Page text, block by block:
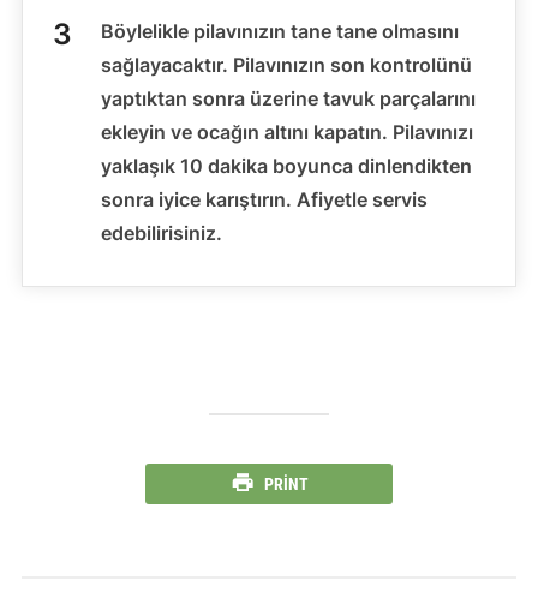
Böylelikle pilavınızın tane tane olmasını
sağlayacaktır. Pilavınızın son kontrolünü
yaptıktan sonra üzerine tavuk parçalarını
ekleyin ve ocağın altını kapatın. Pilavınızı
yaklaşık 10 dakika boyunca dinlendikten
sonra iyice karıştırın. Afiyetle servis
edebilirisiniz.
PRINT